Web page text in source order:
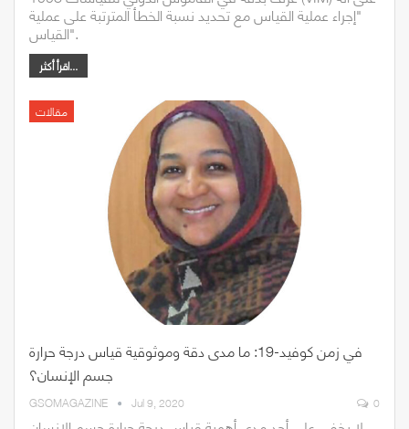
"إجراء عملية القياس مع تحديد نسبة الخطأ المترتبة على عملية
القياس".
اقرأ أكثر...
مقالات
في زمن كوفيد-19: ما مدى دقة وموثوقية قياس درجة حرارة
جسم الإنسان؟
GSOMAGAZINE Jul 9, 2020 0